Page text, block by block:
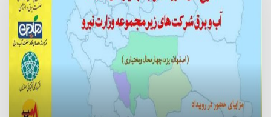
خدمات حرفه ای